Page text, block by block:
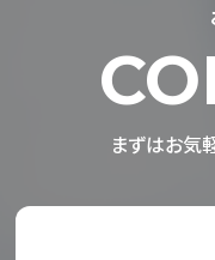
まずはお気